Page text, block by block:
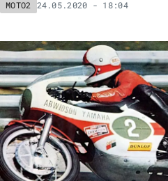
MOTO2 24.05.2020 - 18:04